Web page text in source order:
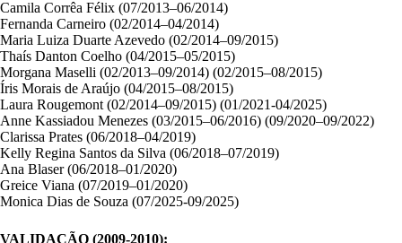
Camila Corrêa Félix (07/2013–06/2014)
Fernanda Carneiro (02/2014–04/2014)
Maria Luiza Duarte Azevedo (02/2014–09/2015)
Thaís Danton Coelho (04/2015–05/2015)
Morgana Maselli (02/2013–09/2014) (02/2015–08/2015)
Íris Morais de Araújo (04/2015–08/2015)
Laura Rougemont (02/2014–09/2015) (01/2021-04/2025)
Anne Kassiadou Menezes (03/2015–06/2016) (09/2020–09/2022)
Clarissa Prates (06/2018–04/2019)
Kelly Regina Santos da Silva (06/2018–07/2019)
Ana Blaser (06/2018–01/2020)
Greice Viana (07/2019–01/2020)
Monica Dias de Souza (07/2025-09/2025)
VALIDAÇÃO (2009-2010):